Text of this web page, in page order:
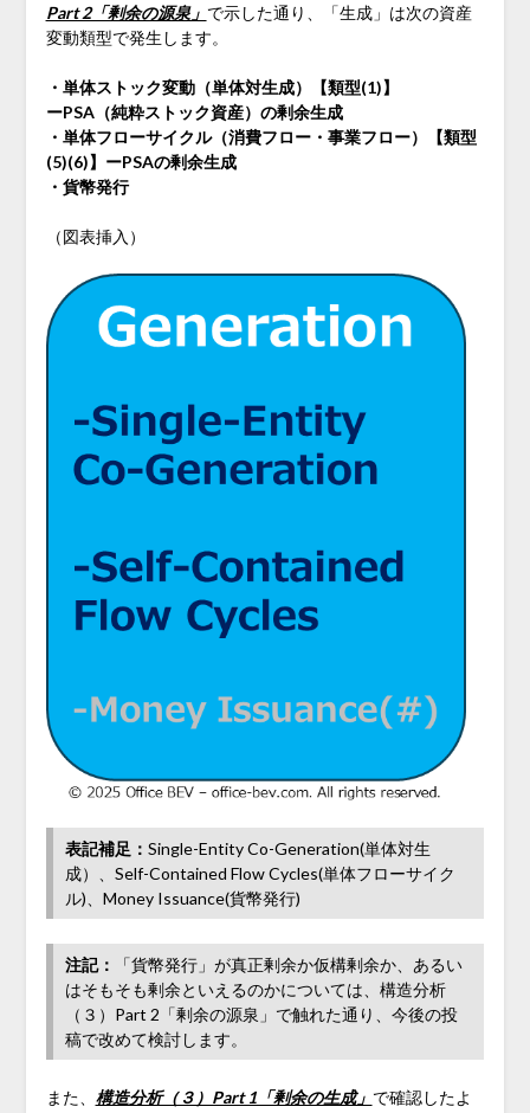
Part 2「剰余の源泉」 で示した通り、「生成」は次の資産
変動類型で発生します。
・単体ストック変動（単体対生成）【類型(1)】
ーPSA（純粋ストック資産）の剰余生成
・単体フローサイクル（消費フロー・事業フロー）【類型
(5)(6)】ーPSAの剰余生成
・貨幣発行
（図表挿入）
表記補足： Single-Entity Co-Generation(単体対生
成）、Self-Contained Flow Cycles(単体フローサイク
ル)、Money Issuance(貨幣発行)
注記：
「貨幣発行」が真正剰余か仮構剰余か、あるい
はそもそも剰余といえるのかについては、構造分析
（３）Part 2「剰余の源泉」で触れた通り、今後の投
稿で改めて検討します。
また、 構造分析（３）Part 1「剰余の生成」 で確認したよ